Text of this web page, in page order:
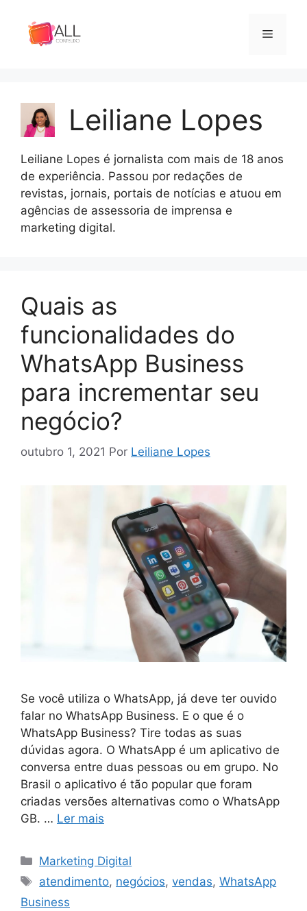
Menu
Leiliane Lopes
Leiliane Lopes é jornalista com mais de 18 anos
de experiência. Passou por redações de
revistas, jornais, portais de notícias e atuou em
agências de assessoria de imprensa e
marketing digital.
Quais as
funcionalidades do
WhatsApp Business
para incrementar seu
negócio?
outubro 1, 2021 Por Leiliane Lopes
Se você utiliza o WhatsApp, já deve ter ouvido
falar no WhatsApp Business. E o que é o
WhatsApp Business? Tire todas as suas
dúvidas agora. O WhatsApp é um aplicativo de
conversa entre duas pessoas ou em grupo. No
Brasil o aplicativo é tão popular que foram
criadas versões alternativas como o WhatsApp
GB. … Ler mais
Categorias
Marketing Digital
Tags
atendimento, negócios,vendas,WhatsApp
Business